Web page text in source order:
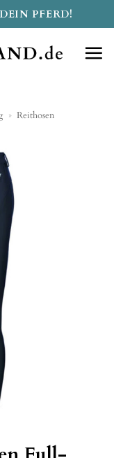
PFERD!
» Reithosen